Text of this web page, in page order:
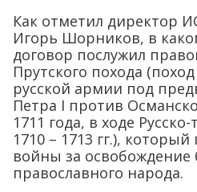
Как отметил директор
Игорь Шорников, в
договор послужил
Прутского похода
русской армии под
Петра I против
1711 года, в ходе
1710 – 1713 гг.),
войны за освобождение
православного народа.